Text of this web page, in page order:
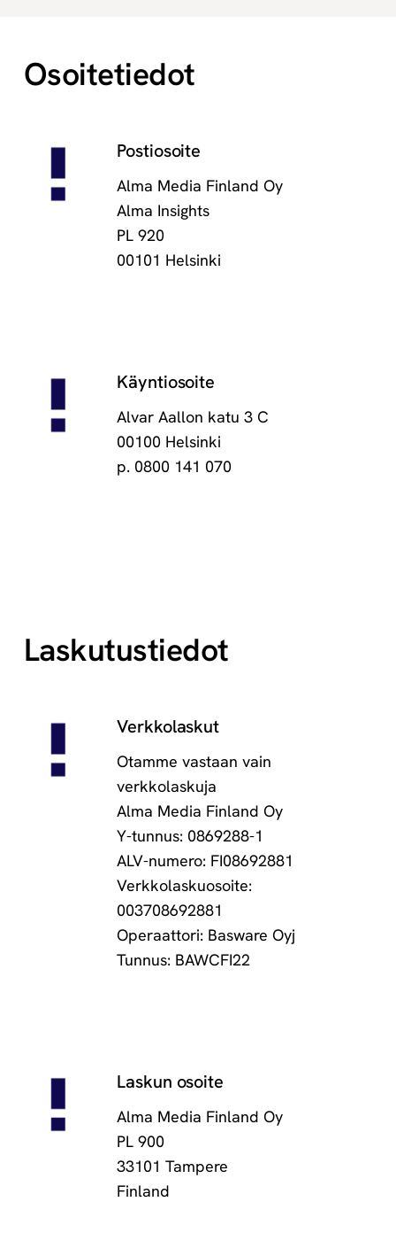
Osoitetiedot
Postiosoite
Alma Media Finland Oy
Alma Insights
PL 920
00101 Helsinki
Käyntiosoite
Alvar Aallon katu 3 C
00100 Helsinki
p. 0800 141 070
Laskutustiedot
Verkkolaskut
Otamme vastaan vain
verkkolaskuja
Alma Media Finland Oy
Y-tunnus: 0869288-1
ALV-numero: FI08692881
Verkkolaskuosoite:
003708692881
Operaattori: Basware Oyj
Tunnus: BAWCFI22
Laskun osoite
Alma Media Finland Oy
PL 900
33101 Tampere
Finland